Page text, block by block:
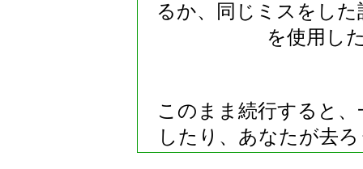
るか、同じミスをし
を使用し
このまま続行すると
したり、あなたが去